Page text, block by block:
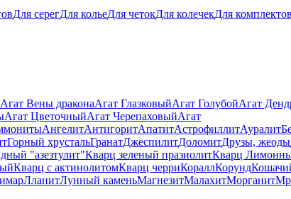
Для серегДля кольеДля четокДля колечекДля
Агат Вены драконаАгат ГлазковыйАгат ГолубойАгат
Агат ЦветочныйАгат ЧерепаховыйАгат
АнгелитАнтигоритАпатитАстрофиллитАуралит
Горный хрустальГранатДжеспилитДоломитДрузы, жеоды
"азезтулит"Кварц зеленый празиолитКварц
Кварц с актинолитомКварц черриКораллКорунд
ЛланитЛунный каменьМагнезитМалахитМорганит